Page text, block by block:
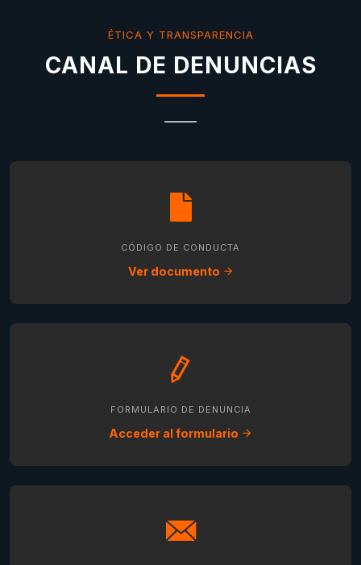
ÉTICA Y TRANSPARENCIA
CANAL DE DENUNCIAS
CÓDIGO DE CONDUCTA
Ver documento
FORMULARIO DE DENUNCIA
Acceder al formulario